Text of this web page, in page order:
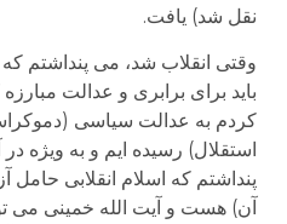
نقل شد) یافت.
وقتی انقلاب شد، می پنداشتم
باید برای برابری و عدالت
کردم به عدالت سیاسی
استقلال) رسیده ایم و به ویژه
پنداشتم که اسلام انقلابی حامل
آن) هست و آیت الله خمینی می